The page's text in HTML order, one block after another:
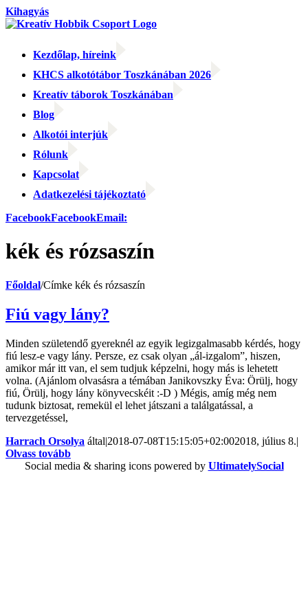
Kihagyás
Kezdőlap, híreink
KHCS alkotótábor Toszkánában 2026
Kreatív táborok Toszkánában
Blog
Alkotói interjúk
Rólunk
Kapcsolat
Adatkezelési tájékoztató
FacebookFacebookEmail:
kék és rózsaszín
Főoldal/Címke kék és rózsaszín
Fiú vagy lány?
Minden születendő gyereknél az egyik legizgalmasabb kérdés, hogy
fiú lesz-e vagy lány. Persze, ez csak olyan „ál-izgalom”, hiszen,
amikor már itt van, el sem tudjuk képzelni, hogy más is lehetett
volna. (Ajánlom olvasásra a témában Janikovszky Éva: Örülj, hogy
fiú, Örülj, hogy lány könyvecskéit :-D ) Mégis, amíg még nem
tudunk biztosat, remekül el lehet játszani a találgatással, a
tervezgetéssel,
Harrach Orsolya által|2018-07-08T15:15:05+02:002018, július 8.|
Olvass tovább
Social media & sharing icons powered by UltimatelySocial